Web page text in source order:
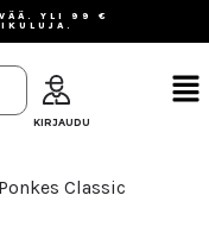
YLI 99 €
Classic